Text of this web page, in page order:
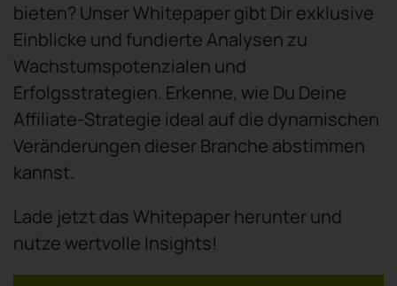
bieten? Unser Whitepaper gibt Dir exklusive
Einblicke und fundierte Analysen zu
Wachstumspotenzialen und
Erfolgsstrategien. Erkenne, wie Du Deine
Affiliate-Strategie ideal auf die dynamischen
Veränderungen dieser Branche abstimmen
kannst.
Lade jetzt das Whitepaper herunter und
nutze wertvolle Insights!